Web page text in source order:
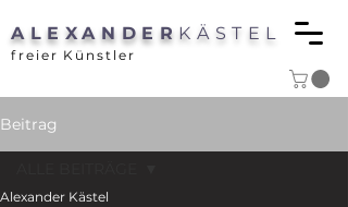
ALEXANDER KÄSTEL
freier Künstler
Beitrag
Alexander Kästel